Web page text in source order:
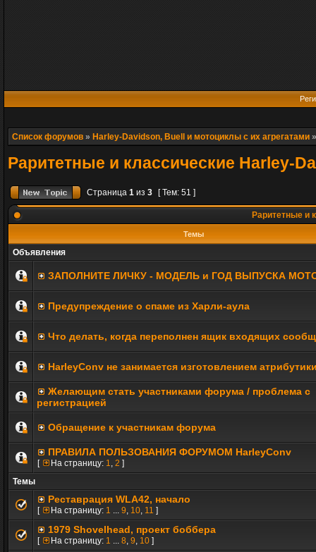
Список форумов » Harley-Davidson, Buell и мотоциклы с их агрегатами
Раритетные и классические Harley-
Страница 1 из 3 [ Тем: 51 ]
Раритетные и
Темы
Объявления
ЗАПОЛНИТE ЛИЧКУ - МОДЕЛЬ и ГОД ВЫПУСКА
Предупреждение о спаме из Харли-аула
Что делать, когда переполнен ящик входящих
HarleyConv не занимается изготовлением
Желающим стать участниками форума / проблема с
регистрацией
Обращение к участникам форума
ПРАВИЛА ПОЛЬЗОВАНИЯ ФОРУМОМ HarleyConv
[ На страницу: 1, 2 ]
Темы
Реставрация WLA42, начало
[ На страницу: 1 ... 9, 10, 11 ]
1979 Shovelhead, проект боббера
[ На страницу: 1 ... 8, 9, 10 ]